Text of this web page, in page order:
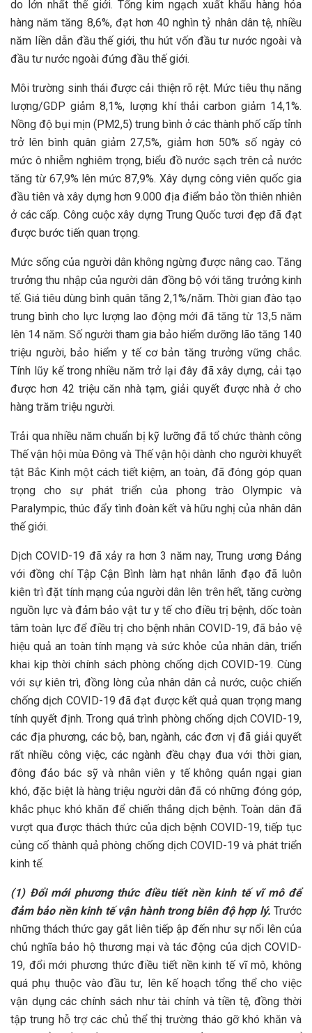
do lớn nhất thế giới. Tổng kim ngạch xuất khẩu hàng hóa
hàng năm tăng 8,6%, đạt hơn 40 nghìn tỷ nhân dân tệ, nhiều
năm liền dẫn đầu thế giới, thu hút vốn đầu tư nước ngoài và
đầu tư nước ngoài đứng đầu thế giới.
Môi trường sinh thái được cải thiện rõ rệt. Mức tiêu thụ năng
lượng/GDP giảm 8,1%, lượng khí thải carbon giảm 14,1%.
Nồng độ bụi mịn (PM2,5) trung bình ở các thành phố cấp tỉnh
trở lên bình quân giảm 27,5%, giảm hơn 50% số ngày có
mức ô nhiễm nghiêm trọng, biểu đồ nước sạch trên cả nước
tăng từ 67,9% lên mức 87,9%. Xây dựng công viên quốc gia
đầu tiên và xây dựng hơn 9.000 địa điểm bảo tồn thiên nhiên
ở các cấp. Công cuộc xây dựng Trung Quốc tươi đẹp đã đạt
được bước tiến quan trọng.
Mức sống của người dân không ngừng được nâng cao. Tăng
trưởng thu nhập của người dân đồng bộ với tăng trưởng kinh
tế. Giá tiêu dùng bình quân tăng 2,1%/năm. Thời gian đào tạo
trung bình cho lực lượng lao động mới đã tăng từ 13,5 năm
lên 14 năm. Số người tham gia bảo hiểm dưỡng lão tăng 140
triệu người, bảo hiểm y tế cơ bản tăng trưởng vững chắc.
Tính lũy kế trong nhiều năm trở lại đây đã xây dựng, cải tạo
được hơn 42 triệu căn nhà tạm, giải quyết được nhà ở cho
hàng trăm triệu người.
Trải qua nhiều năm chuẩn bị kỹ lưỡng đã tổ chức thành công
Thế vận hội mùa Đông và Thế vận hội dành cho người khuyết
tật Bắc Kinh một cách tiết kiệm, an toàn, đã đóng góp quan
trọng cho sự phát triển của phong trào Olympic và
Paralympic, thúc đẩy tình đoàn kết và hữu nghị của nhân dân
thế giới.
Dịch COVID-19 đã xảy ra hơn 3 năm nay, Trung ương Đảng
với đồng chí Tập Cận Bình làm hạt nhân lãnh đạo đã luôn
kiên trì đặt tính mạng của người dân lên trên hết, tăng cường
nguồn lực và đảm bảo vật tư y tế cho điều trị bệnh, dốc toàn
tâm toàn lực để điều trị cho bệnh nhân COVID-19, đã bảo vệ
hiệu quả an toàn tính mạng và sức khỏe của nhân dân, triển
khai kịp thời chính sách phòng chống dịch COVID-19. Cùng
với sự kiên trì, đồng lòng của nhân dân cả nước, cuộc chiến
chống dịch COVID-19 đã đạt được kết quả quan trọng mang
tính quyết định. Trong quá trình phòng chống dịch COVID-19,
các địa phương, các bộ, ban, ngành, các đơn vị đã giải quyết
rất nhiều công việc, các ngành đều chạy đua với thời gian,
đông đảo bác sỹ và nhân viên y tế không quản ngại gian
khó, đặc biệt là hàng triệu người dân đã có những đóng góp,
khắc phục khó khăn để chiến thắng dịch bệnh. Toàn dân đã
vượt qua được thách thức của dịch bệnh COVID-19, tiếp tục
củng cố thành quả phòng chống dịch COVID-19 và phát triển
kinh tế.
(1) Đổi mới phương thức điều tiết nền kinh tế vĩ mô để
đảm bảo nền kinh tế vận hành trong biên độ hợp lý. Trước
những thách thức gay gắt liên tiếp ập đến như sự nổi lên của
chủ nghĩa bảo hộ thương mại và tác động của dịch COVID-
19, đổi mới phương thức điều tiết nền kinh tế vĩ mô, không
quá phụ thuộc vào đầu tư, lên kế hoạch tổng thể cho việc
vận dụng các chính sách như tài chính và tiền tệ, đồng thời
tập trung hỗ trợ các chủ thể thị trường tháo gỡ khó khăn và